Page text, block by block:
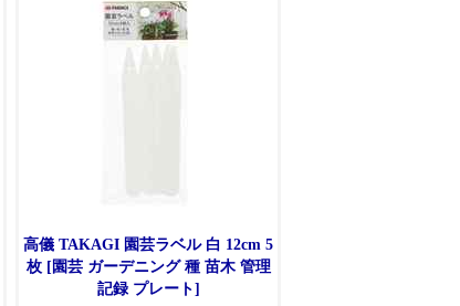
高儀 TAKAGI 園芸ラベル 白 12cm 5
枚 [園芸 ガーデニング 種 苗木 管理
記録 プレート]